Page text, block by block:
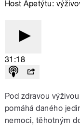
Host Apetýtu:
31:18
Pod zdravou
pomáhá daného
nemoci, těhotným